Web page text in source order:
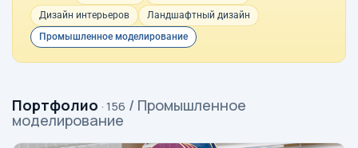
Дизайн интерьеров
Ландшафтный дизайн
Промышленное моделирование
Портфолио · 156 / Промышленное
моделирование